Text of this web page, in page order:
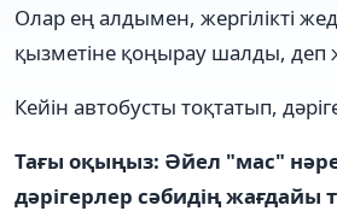
Олар ең алдымен, жергілікті
қызметіне қоңырау шалды,
Кейін автобусты тоқтатып,
Тағы оқыңыз: Әйел "мас"
дәрігерлер сәбидің жағдайы